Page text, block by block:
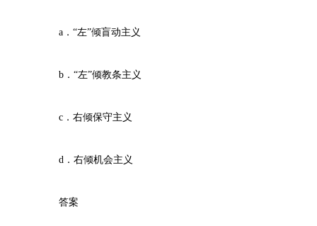
a．“左”倾盲动主义
b．“左”倾教条主义
c．右倾保守主义
d．右倾机会主义
答案